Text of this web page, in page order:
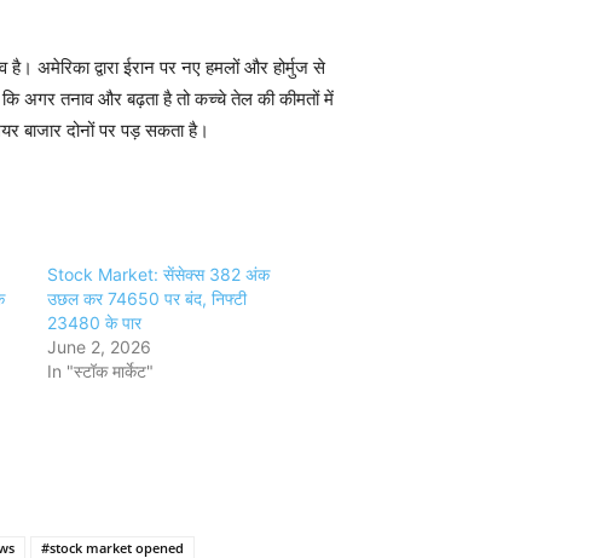
अमेरिका द्वारा ईरान पर नए हमलों और होर्मुज से
कि अगर तनाव और बढ़ता है तो कच्चे तेल की कीमतों में
बाजार दोनों पर पड़ सकता है।
Stock Market: सेंसेक्स 382 अंक
उछल कर 74650 पर बंद, निफ्टी
23480 के पार
June 2, 2026
In "स्टॉक मार्केट"
#stock market opened